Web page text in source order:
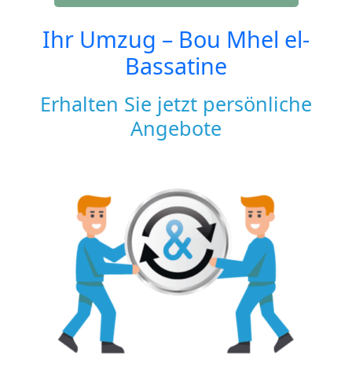
Ihr Umzug – Bou Mhel el-
Bassatine
Erhalten Sie jetzt persönliche
Angebote